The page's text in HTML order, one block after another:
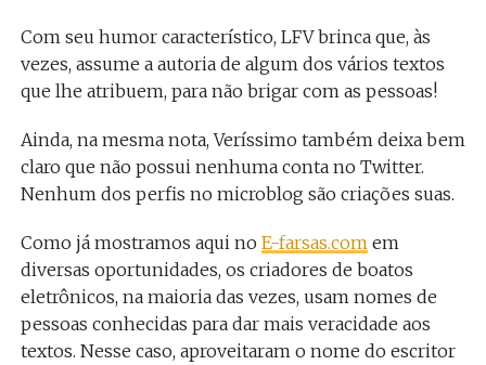
Com seu humor característico, LFV brinca que, às
vezes, assume a autoria de algum dos vários textos
que lhe atribuem, para não brigar com as pessoas!
Ainda, na mesma nota, Veríssimo também deixa bem
claro que não possui nenhuma conta no Twitter.
Nenhum dos perfis no microblog são criações suas.
Como já mostramos aqui no E-farsas.comem
diversas oportunidades, os criadores de boatos
eletrônicos, na maioria das vezes, usam nomes de
pessoas conhecidas para dar mais veracidade aos
textos. Nesse caso, aproveitaram o nome do escritor